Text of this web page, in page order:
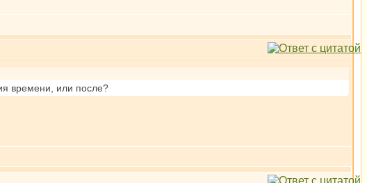
времени, или после?